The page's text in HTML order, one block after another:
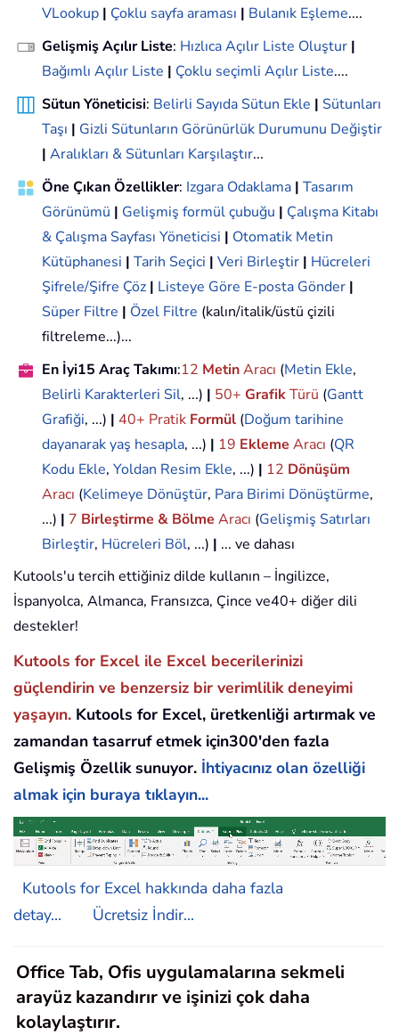
VLookup | Çoklu sayfa araması | Bulanık Eşleme....
Gelişmiş Açılır Liste: Hızlıca Açılır Liste Oluştur |
Bağımlı Açılır Liste | Çoklu seçimli Açılır Liste....
Sütun Yöneticisi: Belirli Sayıda Sütun Ekle | Sütunları
Taşı | Gizli Sütunların Görünürlük Durumunu Değiştir
| Aralıkları & Sütunları Karşılaştır...
Öne Çıkan Özellikler: Izgara Odaklama | Tasarım
Görünümü | Gelişmiş formül çubuğu | Çalışma Kitabı
& Çalışma Sayfası Yöneticisi | Otomatik Metin
Kütüphanesi | Tarih Seçici | Veri Birleştir | Hücreleri
Şifrele/Şifre Çöz | Listeye Göre E-posta Gönder |
Süper Filtre | Özel Filtre (kalın/italik/üstü çizili
filtreleme...)...
En İyi15 Araç Takımı:12 MetinAracı (Metin Ekle,
Belirli Karakterleri Sil, ...) | 50+ GrafikTürü (Gantt
Grafiği, ...) | 40+ Pratik Formül (Doğum tarihine
dayanarak yaş hesapla, ...) | 19 Ekleme Aracı (QR
Kodu Ekle, Yoldan Resim Ekle, ...) | 12 Dönüşüm
Aracı (Kelimeye Dönüştür, Para Birimi Dönüştürme,
...) | 7 Birleştirme & Bölme Aracı (Gelişmiş Satırları
Birleştir, Hücreleri Böl, ...) | ... ve dahası
Kutools'u tercih ettiğiniz dilde kullanın – İngilizce,
İspanyolca, Almanca, Fransızca, Çince ve40+ diğer dili
destekler!
Kutools for Excel ile Excel becerilerinizi
güçlendirin ve benzersiz bir verimlilik deneyimi
yaşayın. Kutools for Excel, üretkenliği artırmak ve
zamandan tasarruf etmek için300'den fazla
Gelişmiş Özellik sunuyor. İhtiyacınız olan özelliği
almak için buraya tıklayın...
Kutools for Excel hakkında daha fazla
detay...
Ücretsiz İndir...
Office Tab, Ofis uygulamalarına sekmeli
arayüz kazandırır ve işinizi çok daha
kolaylaştırır.